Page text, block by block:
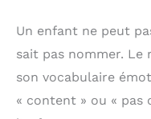
Un enfant ne peut
sait pas nommer. Le
son vocabulaire
« content » ou « pas